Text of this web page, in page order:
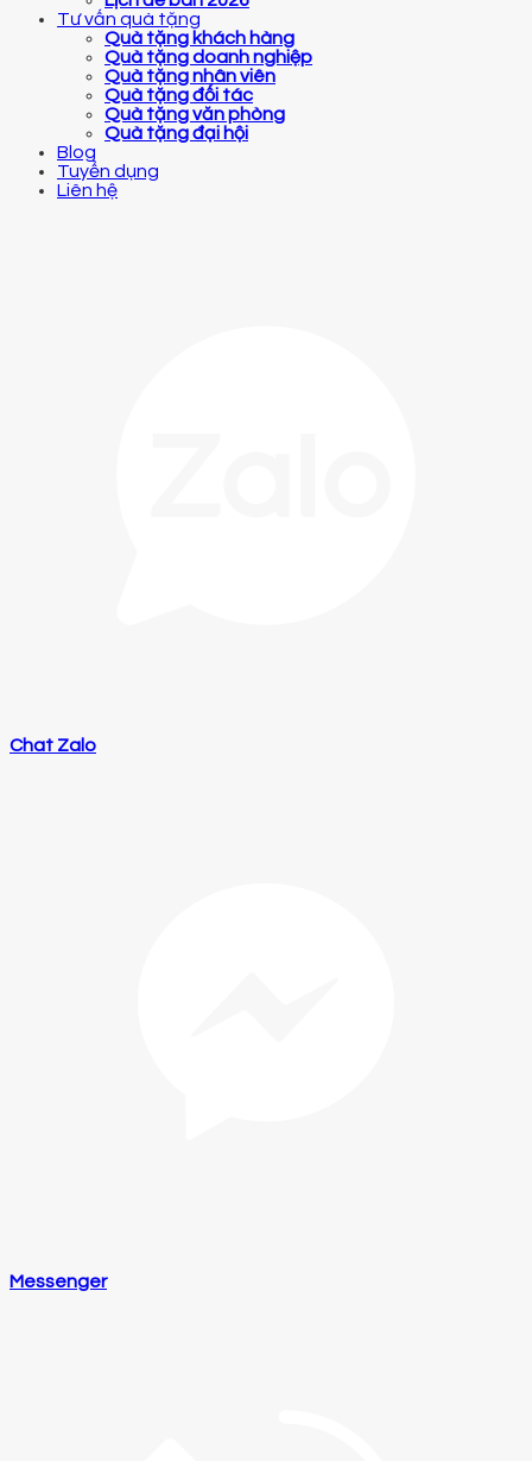
Tư vấn quà tặng
Quà tặng khách hàng
Quà tặng doanh nghiệp
Quà tặng nhân viên
Quà tặng đối tác
Quà tặng văn phòng
Quà tặng đại hội
Blog
Tuyển dụng
Liên hệ
Chat Zalo
Messenger